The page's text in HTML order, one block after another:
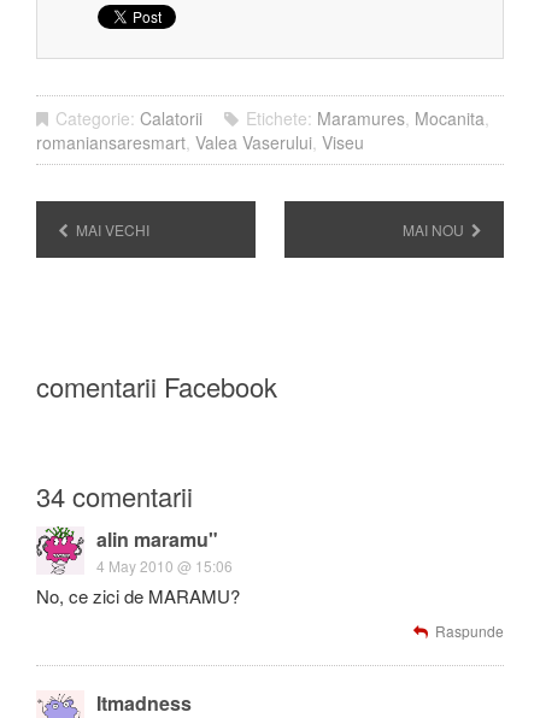
Categorie: Calatorii Etichete: Maramures, Mocanita,
romaniansaresmart, Valea Vaserului, Viseu
MAI VECHI MAI NOU
comentarii Facebook
34 comentarii
alin maramu"
4 May 2010 @ 15:06
No, ce zici de MARAMU?
Raspunde
Itmadness